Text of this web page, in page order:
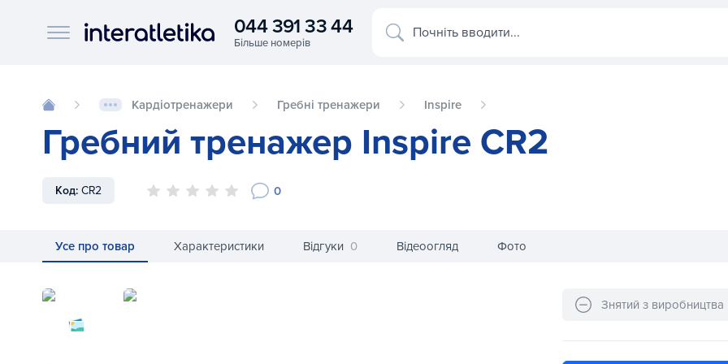
Interatletika logo
044 391 33 44 Почніть вводити...
Кардіотренажери Гребні тренажери Inspire
Гребний тренажер Inspire CR2
Код: CR2 0
Усе про товар Характеристики Відгуки 0 Відеоогляд Фото
Гребний тренажер Inspire CR2 Гребний тренажер Inspire CR2
Знятий з виробництва